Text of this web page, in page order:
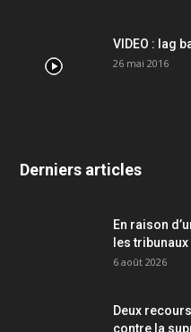
VIDEO : lag
26 mai 2016
Derniers articles
En raison
les
6 août 2026
Deux
contre la